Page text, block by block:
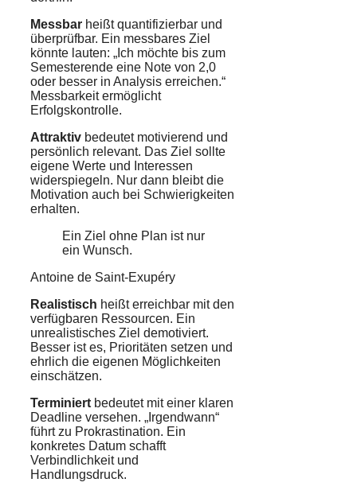
Messbar heißt quantifizierbar und
überprüfbar. Ein messbares Ziel
könnte lauten: „Ich möchte bis zum
Semesterende eine Note von 2,0
oder besser in Analysis erreichen.“
Messbarkeit ermöglicht
Erfolgskontrolle.
Attraktiv bedeutet motivierend und
persönlich relevant. Das Ziel sollte
eigene Werte und Interessen
widerspiegeln. Nur dann bleibt die
Motivation auch bei Schwierigkeiten
erhalten.
Ein Ziel ohne Plan ist nur
ein Wunsch.
Antoine de Saint-Exupéry
Realistisch heißt erreichbar mit den
verfügbaren Ressourcen. Ein
unrealistisches Ziel demotiviert.
Besser ist es, Prioritäten setzen und
ehrlich die eigenen Möglichkeiten
einschätzen.
Terminiert bedeutet mit einer klaren
Deadline versehen. „Irgendwann“
führt zu Prokrastination. Ein
konkretes Datum schafft
Verbindlichkeit und
Handlungsdruck.